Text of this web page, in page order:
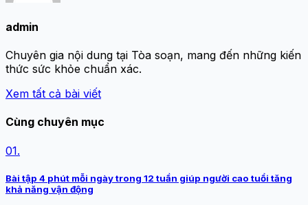
admin
Chuyên gia nội dung tại Tòa soạn, mang đến những kiến
thức sức khỏe chuẩn xác.
Xem tất cả bài viết
Cùng chuyên mục
01.
Bài tập 4 phút mỗi ngày trong 12 tuần giúp người cao tuổi tăng
khả năng vận động